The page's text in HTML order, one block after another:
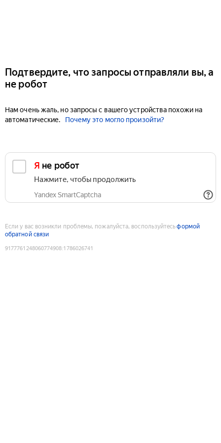
Подтвердите, что запросы отправляли вы, а
не робот
Нам очень жаль, но запросы с вашего устройства похожи на
автоматические.
Почему это могло произойти?
Я не робот
Нажмите, чтобы продолжить
Yandex SmartCaptcha
Если у вас возникли проблемы, пожалуйста, воспользуйтесьформой
обратной связи
9177761248060774908:1786026741